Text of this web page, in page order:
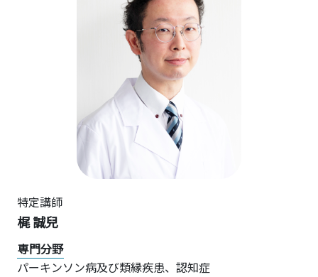
特定講師
梶 誠兒
専門分野
パーキンソン病及び類縁疾患、認知症